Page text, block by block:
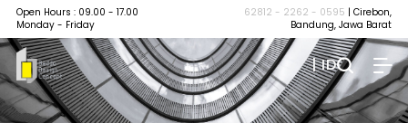
Open Hours : 09.00 - 17.00
Monday - Friday
62812 - 2262 - 0595 | Cirebon,
Bandung, Jawa Barat
| ID